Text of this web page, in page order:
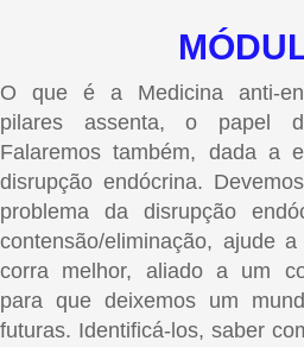
O que é a Medicina anti-
pilares assenta, o papel
Falaremos também, dada a
disrupção endócrina.
problema da disrupção
contensão/eliminação, ajude
corra melhor, aliado a um
para que deixemos um
futuras. Identificá-los, saber